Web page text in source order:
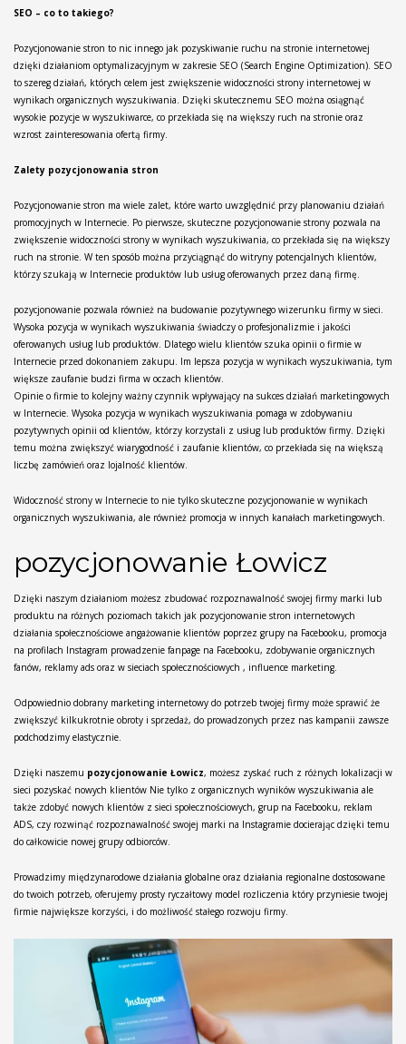
SEO – co to takiego?
Pozycjonowanie stron to nic innego jak pozyskiwanie ruchu na stronie internetowej
dzięki działaniom optymalizacyjnym w zakresie SEO (Search Engine Optimization). SEO
to szereg działań, których celem jest zwiększenie widoczności strony internetowej w
wynikach organicznych wyszukiwania. Dzięki skutecznemu SEO można osiągnąć
wysokie pozycje w wyszukiwarce, co przekłada się na większy ruch na stronie oraz
wzrost zainteresowania ofertą firmy.
Zalety pozycjonowania stron
Pozycjonowanie stron ma wiele zalet, które warto uwzględnić przy planowaniu działań
promocyjnych w Internecie. Po pierwsze, skuteczne pozycjonowanie strony pozwala na
zwiększenie widoczności strony w wynikach wyszukiwania, co przekłada się na większy
ruch na stronie. W ten sposób można przyciągnąć do witryny potencjalnych klientów,
którzy szukają w Internecie produktów lub usług oferowanych przez daną firmę.
pozycjonowanie pozwala również na budowanie pozytywnego wizerunku firmy w sieci.
Wysoka pozycja w wynikach wyszukiwania świadczy o profesjonalizmie i jakości
oferowanych usług lub produktów. Dlatego wielu klientów szuka opinii o firmie w
Internecie przed dokonaniem zakupu. Im lepsza pozycja w wynikach wyszukiwania, tym
większe zaufanie budzi firma w oczach klientów.
Opinie o firmie to kolejny ważny czynnik wpływający na sukces działań marketingowych
w Internecie. Wysoka pozycja w wynikach wyszukiwania pomaga w zdobywaniu
pozytywnych opinii od klientów, którzy korzystali z usług lub produktów firmy. Dzięki
temu można zwiększyć wiarygodność i zaufanie klientów, co przekłada się na większą
liczbę zamówień oraz lojalność klientów.
Widoczność strony w Internecie to nie tylko skuteczne pozycjonowanie w wynikach
organicznych wyszukiwania, ale również promocja w innych kanałach marketingowych.
pozycjonowanie Łowicz
Dzięki naszym działaniom możesz zbudować rozpoznawalność swojej firmy marki lub
produktu na różnych poziomach takich jak pozycjonowanie stron internetowych
działania społecznościowe angażowanie klientów poprzez grupy na Facebooku, promocja
na profilach Instagram prowadzenie fanpage na Facebooku, zdobywanie organicznych
fanów, reklamy ads oraz w sieciach społecznościowych , influence marketing.
Odpowiednio dobrany marketing internetowy do potrzeb twojej firmy może sprawić że
zwiększyć kilkukrotnie obroty i sprzedaż, do prowadzonych przez nas kampanii zawsze
podchodzimy elastycznie.
Dzięki naszemu pozycjonowanie Łowicz, możesz zyskać ruch z różnych lokalizacji w
sieci pozyskać nowych klientów Nie tylko z organicznych wyników wyszukiwania ale
także zdobyć nowych klientów z sieci społecznościowych, grup na Facebooku, reklam
ADS, czy rozwinąć rozpoznawalność swojej marki na Instagramie docierając dzięki temu
do całkowicie nowej grupy odbiorców.
Prowadzimy międzynarodowe działania globalne oraz działania regionalne dostosowane
do twoich potrzeb, oferujemy prosty ryczałtowy model rozliczenia który przyniesie twojej
firmie największe korzyści, i do możliwość stałego rozwoju firmy.